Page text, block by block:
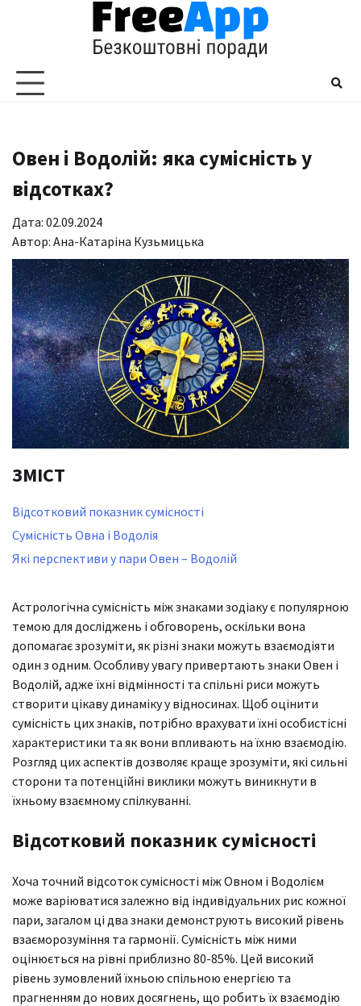
Овен і Водолій: яка сумісність у
відсотках?
Дата: 02.09.2024
Автор: Ана-Катаріна Кузьмицька
ЗМІСТ
Відсотковий показник сумісності
Сумісність Овна і Водолія
Які перспективи у пари Овен – Водолій
Астрологічна сумісність між знаками зодіаку є популярною
темою для досліджень і обговорень, оскільки вона
допомагає зрозуміти, як різні знаки можуть взаємодіяти
один з одним. Особливу увагу привертають знаки Овен і
Водолій, адже їхні відмінності та спільні риси можуть
створити цікаву динаміку у відносинах. Щоб оцінити
сумісність цих знаків, потрібно врахувати їхні особистісні
характеристики та як вони впливають на їхню взаємодію.
Розгляд цих аспектів дозволяє краще зрозуміти, які сильні
сторони та потенційні виклики можуть виникнути в
їхньому взаємному спілкуванні.
Відсотковий показник сумісності
Хоча точний відсоток сумісності між Овном і Водолієм
може варіюватися залежно від індивідуальних рис кожної
пари, загалом ці два знаки демонструють високий рівень
взаєморозуміння та гармонії. Сумісність між ними
оцінюється на рівні приблизно 80-85%. Цей високий
рівень зумовлений їхньою спільною енергією та
прагненням до нових досягнень, що робить їх взаємодію